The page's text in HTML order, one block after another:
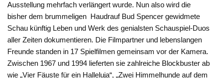
Ausstellung mehrfach verlängert wurde. Nun also wird die
bisher dem brummeligen Haudrauf Bud Spencer gewidmete
Schau künftig Leben und Werk des genialsten Schauspiel-Duos
aller Zeiten dokumentieren. Die Filmpartner und lebenslangen
Freunde standen in 17 Spielfilmen gemeinsam vor der Kamera.
Zwischen 1967 und 1994 lieferten sie zahlreiche Blockbuster ab
wie „Vier Fäuste für ein Halleluja“, „Zwei Himmelhunde auf dem